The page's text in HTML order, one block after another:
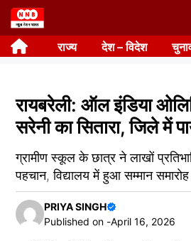
Skip
to
content राज्य देश – विदेश
रायबरेली: ऑल इंडिया
सरेनी का सितारा, जिले में
ग्रामीण स्कूल के छात्र ने लाखों
पहचान, विद्यालय में हुआ सम्मान समारोह
PRIYA SINGH
Published on -April 16, 2026